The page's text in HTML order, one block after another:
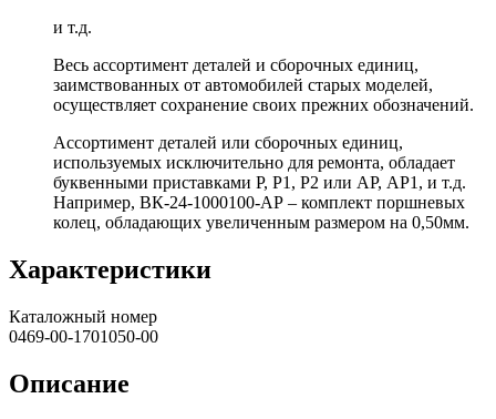
и т.д.
Весь ассортимент деталей и сборочных единиц,
заимствованных от автомобилей старых моделей,
осуществляет сохранение своих прежних обозначений.
Ассортимент деталей или сборочных единиц,
используемых исключительно для ремонта, обладает
буквенными приставками Р, Р1, Р2 или АР, АР1, и т.д.
Например, ВК-24-1000100-АР – комплект поршневых
колец, обладающих увеличенным размером на 0,50мм.
Характеристики
Каталожный номер
0469-00-1701050-00
Описание